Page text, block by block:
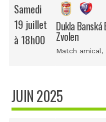
Samedi
19 juillet
à 18h00
Dukla
Zvolen
Match amical,
JUIN 2025